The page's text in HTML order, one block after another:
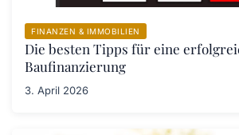
FINANZEN & IMMOBILIEN
Die besten Tipps für eine
Baufinanzierung
3. April 2026